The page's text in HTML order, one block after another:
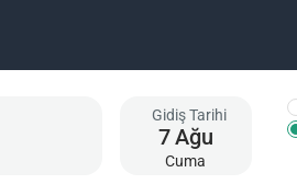
Gidiş Tarihi
7Ağu
Cuma